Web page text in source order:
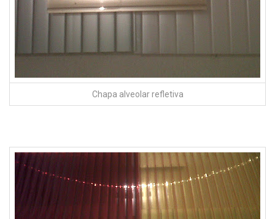
Chapa alveolar refletiva